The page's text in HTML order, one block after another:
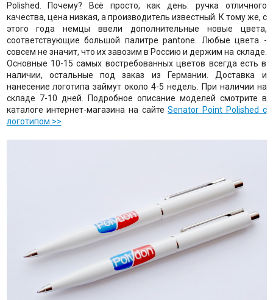
Polished. Почему? Всё просто, как день: ручка отличного
качества, цена низкая, а производитель известный. К тому же, с
этого года немцы ввели дополнительные новые цвета,
соответствующие большой палитре pantone. Любые цвета -
совсем не значит, что их завозим в Россию и держим на складе.
Основные 10-15 самых востребованных цветов всегда есть в
наличии, остальные под заказ из Германии. Доставка и
нанесение логотипа займут около 4-5 недель. При наличии на
складе 7-10 дней. Подробное описание моделей смотрите в
каталоге интернет-магазина на сайтеSenator Point Polished с
логотипом >>